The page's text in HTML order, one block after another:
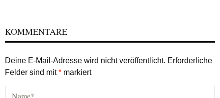
KOMMENTARE
Deine E-Mail-Adresse wird nicht veröffentlicht. Erforderliche
Felder sind mit* markiert